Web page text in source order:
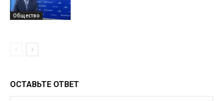
Общество
ОСТАВЬТЕ ОТВЕТ